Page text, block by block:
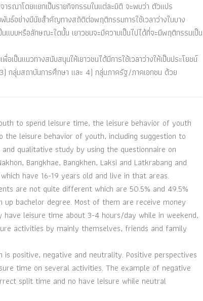
รณาโดยแยกเป็นรายกิจกรรมในแต่ละมิติ จะพบว่า ตัวแปร
อย่างมีนัยสำคัญทางสถิติต่อพฤติกรรมการใช้เวลาว่างในบาง
บบหรือลักษณะใดนั้น เยาวชนจะมีความเป็นไปได้ที่จะมีพฤติกรรมเป็น
เป็นแนวทางสนับสนุนให้เยาวชนได้มีการใช้เวลาว่างให้เป็นประโยชน์
กลุ่มสถาบันการศึกษา และ 4) กลุ่มภาครัฐ/ภาคเอกชน ด้วย
to spend leisure time, the leisure behavior of youth
leisure behavior of youth, including suggestion to
qualitative study by using the questionnaire on
Bangkhae, Bangkhen, Laksi and Latkrabang and
have 16-19 years old and live in that areas.
are not quite different which are 50.5% and 49.5%
bachelor degree. Most of them are receive money
leisure time about 3-4 hours/day while in weekend,
activities by mainly themselves, friends and family
positive, negative and neutrality. Positive perspectives
time on several activities. The example of negative
split time and no have leisure while neutral